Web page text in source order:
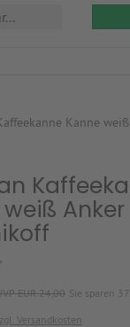
Anker
EUR 24,00 Sie sparen
Versandkosten